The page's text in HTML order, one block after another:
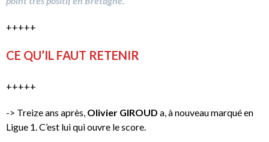
+++++
CE QU’IL FAUT RETENIR
+++++
-> Treize ans après, Olivier GIROUD a, à nouveau marqué en
Ligue 1. C’est lui qui ouvre le score.